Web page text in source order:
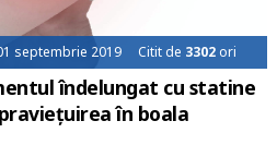
septembrie 2019 Citit de 3302 ori
îndelungat cu statine
în boala